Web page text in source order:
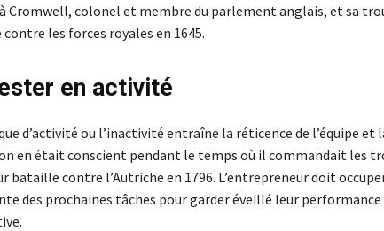
Cromwell, colonel et membre du parlement anglais, et sa
les forces royales en 1645.
en activité
d’activité ou l’inactivité entraîne la réticence de l’équipe et
en était conscient pendant le temps où il commandait les
bataille contre l’Autriche en 1796. L’entrepreneur doit
des prochaines tâches pour garder éveillé leur